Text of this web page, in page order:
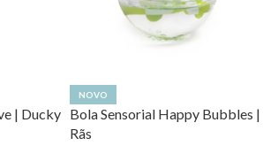
| Ducky
NOVO
Bola Sensorial Happy Bubbles |
Rãs